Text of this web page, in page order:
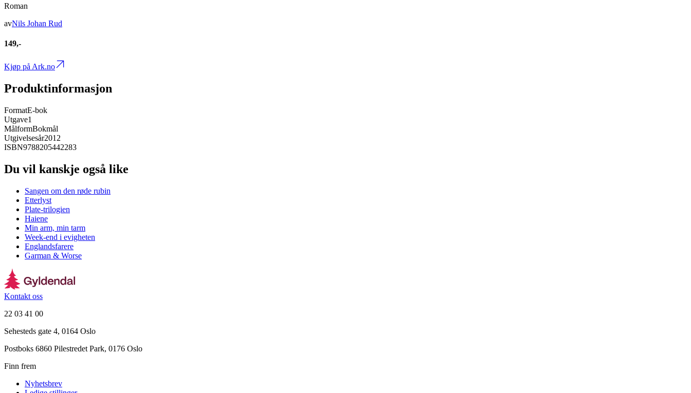
Roman
avNils Johan Rud
149,-
Kjøp på Ark.no
Produktinformasjon
FormatE-bok
Utgave1
MålformBokmål
Utgivelsesår2012
ISBN9788205442283
Du vil kanskje også like
Sangen om den røde rubin
Etterlyst
Plate-trilogien
Haiene
Min arm, min tarm
Week-end i evigheten
Englandsfarere
Garman & Worse
Kontakt oss
22 03 41 00
Sehesteds gate 4, 0164 Oslo
Postboks 6860 Pilestredet Park, 0176 Oslo
Finn frem
Nyhetsbrev